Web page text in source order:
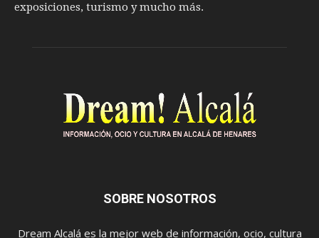
exposiciones, turismo y mucho más.
SOBRE NOSOTROS
Dream Alcalá es la mejor web de información, ocio, cultura